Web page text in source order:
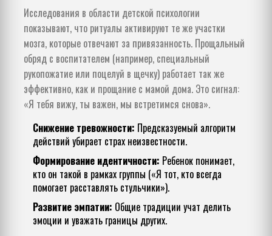
Исследования в области детской психологии
показывают, что ритуалы активируют те же участки
мозга, которые отвечают за привязанность. Прощальный
обряд с воспитателем (например, специальный
рукопожатие или поцелуй в щечку) работает так же
эффективно, как и прощание с мамой дома. Это сигнал:
«Я тебя вижу, ты важен, мы встретимся снова».
Снижение тревожности: Предсказуемый алгоритм
действий убирает страх неизвестности.
Формирование идентичности: Ребенок понимает,
кто он такой в рамках группы («Я тот, кто всегда
помогает расставлять стульчики»).
Развитие эмпатии: Общие традиции учат делить
эмоции и уважать границы других.